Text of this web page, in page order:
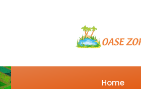
Home